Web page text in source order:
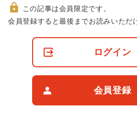
非
この記事は会員限定です。
会員登録すると最後までお読みいただ
ログイン
会員登録